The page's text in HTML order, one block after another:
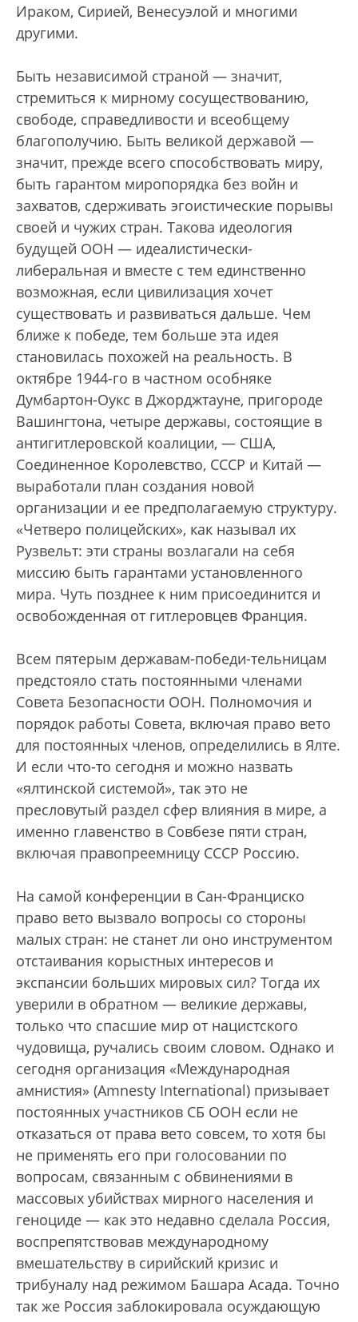
Ираком, Сирией, Венесуэлой и многими
другими.
Быть независимой страной — значит,
стремиться к мирному сосуществованию,
свободе, справедливости и всеобщему
благополучию. Быть великой державой —
значит, прежде всего способствовать миру,
быть гарантом миропорядка без войн и
захватов, сдерживать эгоистические порывы
своей и чужих стран. Такова идеология
будущей ООН — идеалистически-
либеральная и вместе с тем единственно
возможная, если цивилизация хочет
существовать и развиваться дальше. Чем
ближе к победе, тем больше эта идея
становилась похожей на реальность. В
октябре 1944-го в частном особняке
Думбартон-Оукс в Джорджтауне, пригороде
Вашингтона, четыре державы, состоящие в
антигитлеровской коалиции, — США,
Соединенное Королевство, СССР и Китай —
выработали план создания новой
организации и ее предполагаемую структуру.
«Четверо полицейских», как называл их
Рузвельт: эти страны возлагали на себя
миссию быть гарантами установленного
мира. Чуть позднее к ним присоединится и
освобожденная от гитлеровцев Франция.
Всем пятерым державам-победи-тельницам
предстояло стать постоянными членами
Совета Безопасности ООН. Полномочия и
порядок работы Совета, включая право вето
для постоянных членов, определились в Ялте.
И если что-то сегодня и можно назвать
«ялтинской системой», так это не
пресловутый раздел сфер влияния в мире, а
именно главенство в Совбезе пяти стран,
включая правопреемницу СССР Россию.
На самой конференции в Сан-Франциско
право вето вызвало вопросы со стороны
малых стран: не станет ли оно инструментом
отстаивания корыстных интересов и
экспансии больших мировых сил? Тогда их
уверили в обратном — великие державы,
только что спасшие мир от нацистского
чудовища, ручались своим словом. Однако и
сегодня организация «Международная
амнистия» (Amnesty International) призывает
постоянных участников СБ ООН если не
отказаться от права вето совсем, то хотя бы
не применять его при голосовании по
вопросам, связанным с обвинениями в
массовых убийствах мирного населения и
геноциде — как это недавно сделала Россия,
воспрепятствовав международному
вмешательству в сирийский кризис и
трибуналу над режимом Башара Асада. Точно
так же Россия заблокировала осуждающую